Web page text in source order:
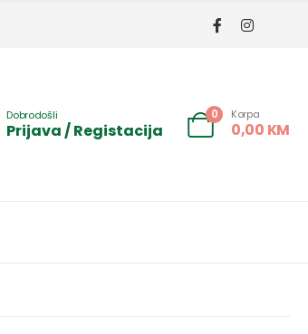
Dobrodošli
Prijava / Registacija
0 Korpa
0,00 KM